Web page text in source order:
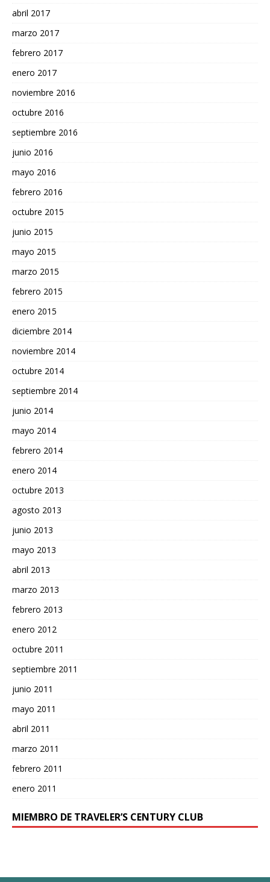
abril 2017
marzo 2017
febrero 2017
enero 2017
noviembre 2016
octubre 2016
septiembre 2016
junio 2016
mayo 2016
febrero 2016
octubre 2015
junio 2015
mayo 2015
marzo 2015
febrero 2015
enero 2015
diciembre 2014
noviembre 2014
octubre 2014
septiembre 2014
junio 2014
mayo 2014
febrero 2014
enero 2014
octubre 2013
agosto 2013
junio 2013
mayo 2013
abril 2013
marzo 2013
febrero 2013
enero 2012
octubre 2011
septiembre 2011
junio 2011
mayo 2011
abril 2011
marzo 2011
febrero 2011
enero 2011
MIEMBRO DE TRAVELER’S CENTURY CLUB